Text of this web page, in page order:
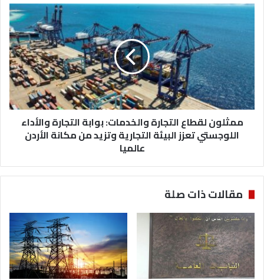
ص
د
م
ر
ا
ي
ن
م
ع
ل
م
م
ن
ل
ق
ط
ت
ا
ة
و
ا
ل
خ
ممثلون لقطاع التجارة والخدمات: بوابة التجارة والأداء
اللوجستي تعزز البيئة التجارية وتزيد من مكانة الأردن
عالميا
مقالات ذات صلة